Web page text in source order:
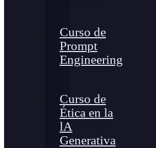
Curso de
Prompt
Engineering
Curso de
Ética en la
lA
Generativa